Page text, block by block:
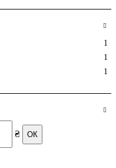
1
1
1
₴ ОК